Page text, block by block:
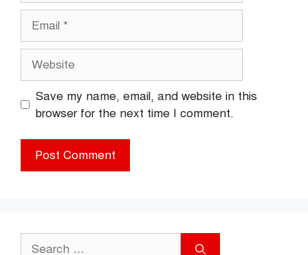
Save my name, email, and website in this
browser for the next time I comment.